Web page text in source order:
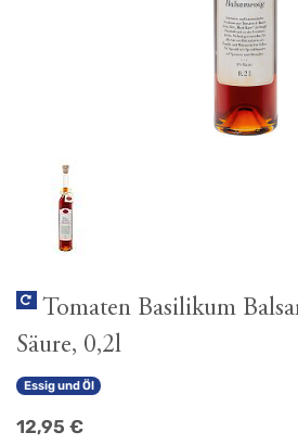
Tomaten Basilikum
Säure, 0,2l
Essig und Öl
12,95 €